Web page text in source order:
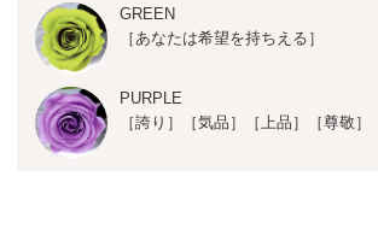
GREEN
［あなたは希望を持ちえる］
PURPLE
［誇り］［気品］［上品］［尊敬］